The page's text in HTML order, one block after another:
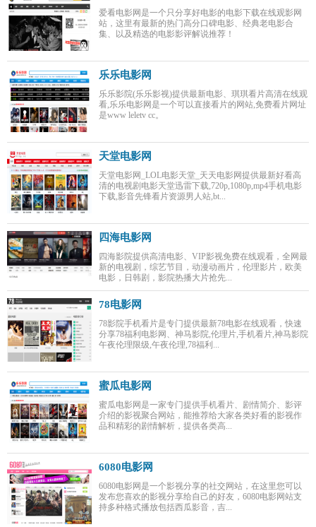
爱看电影网是一个只分享好电影的电影下载在线观影网
站，这里有最新的热门高分口碑电影、经典老电影合
集、以及精选的电影影评解说推荐！
乐乐电影网
乐乐影院(乐乐影视)提供最新电影、琪琪看片高清在线观
看,乐乐电影网是一个可以直接看片的网站,免费看片网址
是www leletv cc。
天堂电影网
天堂电影网_LOL电影天堂_天天电影网提供最新好看高
清的电视剧电影天堂迅雷下载,720p,1080p,mp4手机电影
下载,影音先锋看片资源男人站,bt...
四海电影网
四海影院提供高清电影、VIP影视免费在线观看，全网最
新的电视剧，综艺节目，动漫动画片，伦理影片，欧美
电影，日韩剧，影院热播大片抢先...
78电影网
78影院手机看片是专门提供最新78电影在线观看，快速
分享78福利电影网、神马影院,伦理片,手机看片,神马影院
午夜伦理限级,午夜伦理,78福利...
蜜瓜电影网
蜜瓜电影网是一家专门提供手机看片、剧情简介、影评
介绍的影视聚合网站，能推荐给大家各类好看的影视作
品和精彩的剧情解析，提供各类高...
6080电影网
6080电影网是一个影视分享的社交网站，在这里您可以
发布您喜欢的影视分享给自己的好友，6080电影网站支
持多种格式播放包括西瓜影音，吉...